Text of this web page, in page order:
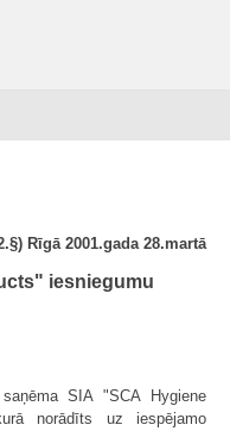
Rīgā 2001.gada 28.martā
iesniegumu
SIA "SCA Hygiene
norādīts uz iespējamo